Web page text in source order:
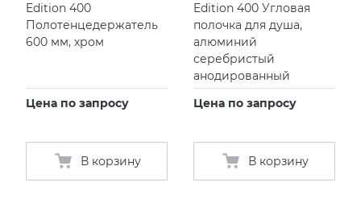
Edition 400
Полотенцедержатель
600 мм, хром
Цена по запросу
В корзину
Edition 400 Угловая
полочка для душа,
алюминий
серебристый
анодированный
Цена по запросу
В корзину